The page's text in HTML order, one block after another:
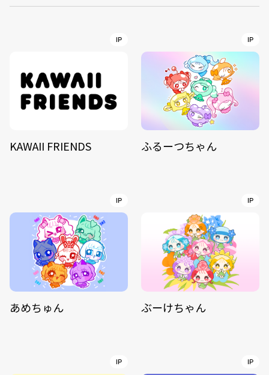
IP
KAWAII FRIENDS
IP
ふるーつちゃん
IP
あめちゅん
IP
ぶーけちゃん
IP IP